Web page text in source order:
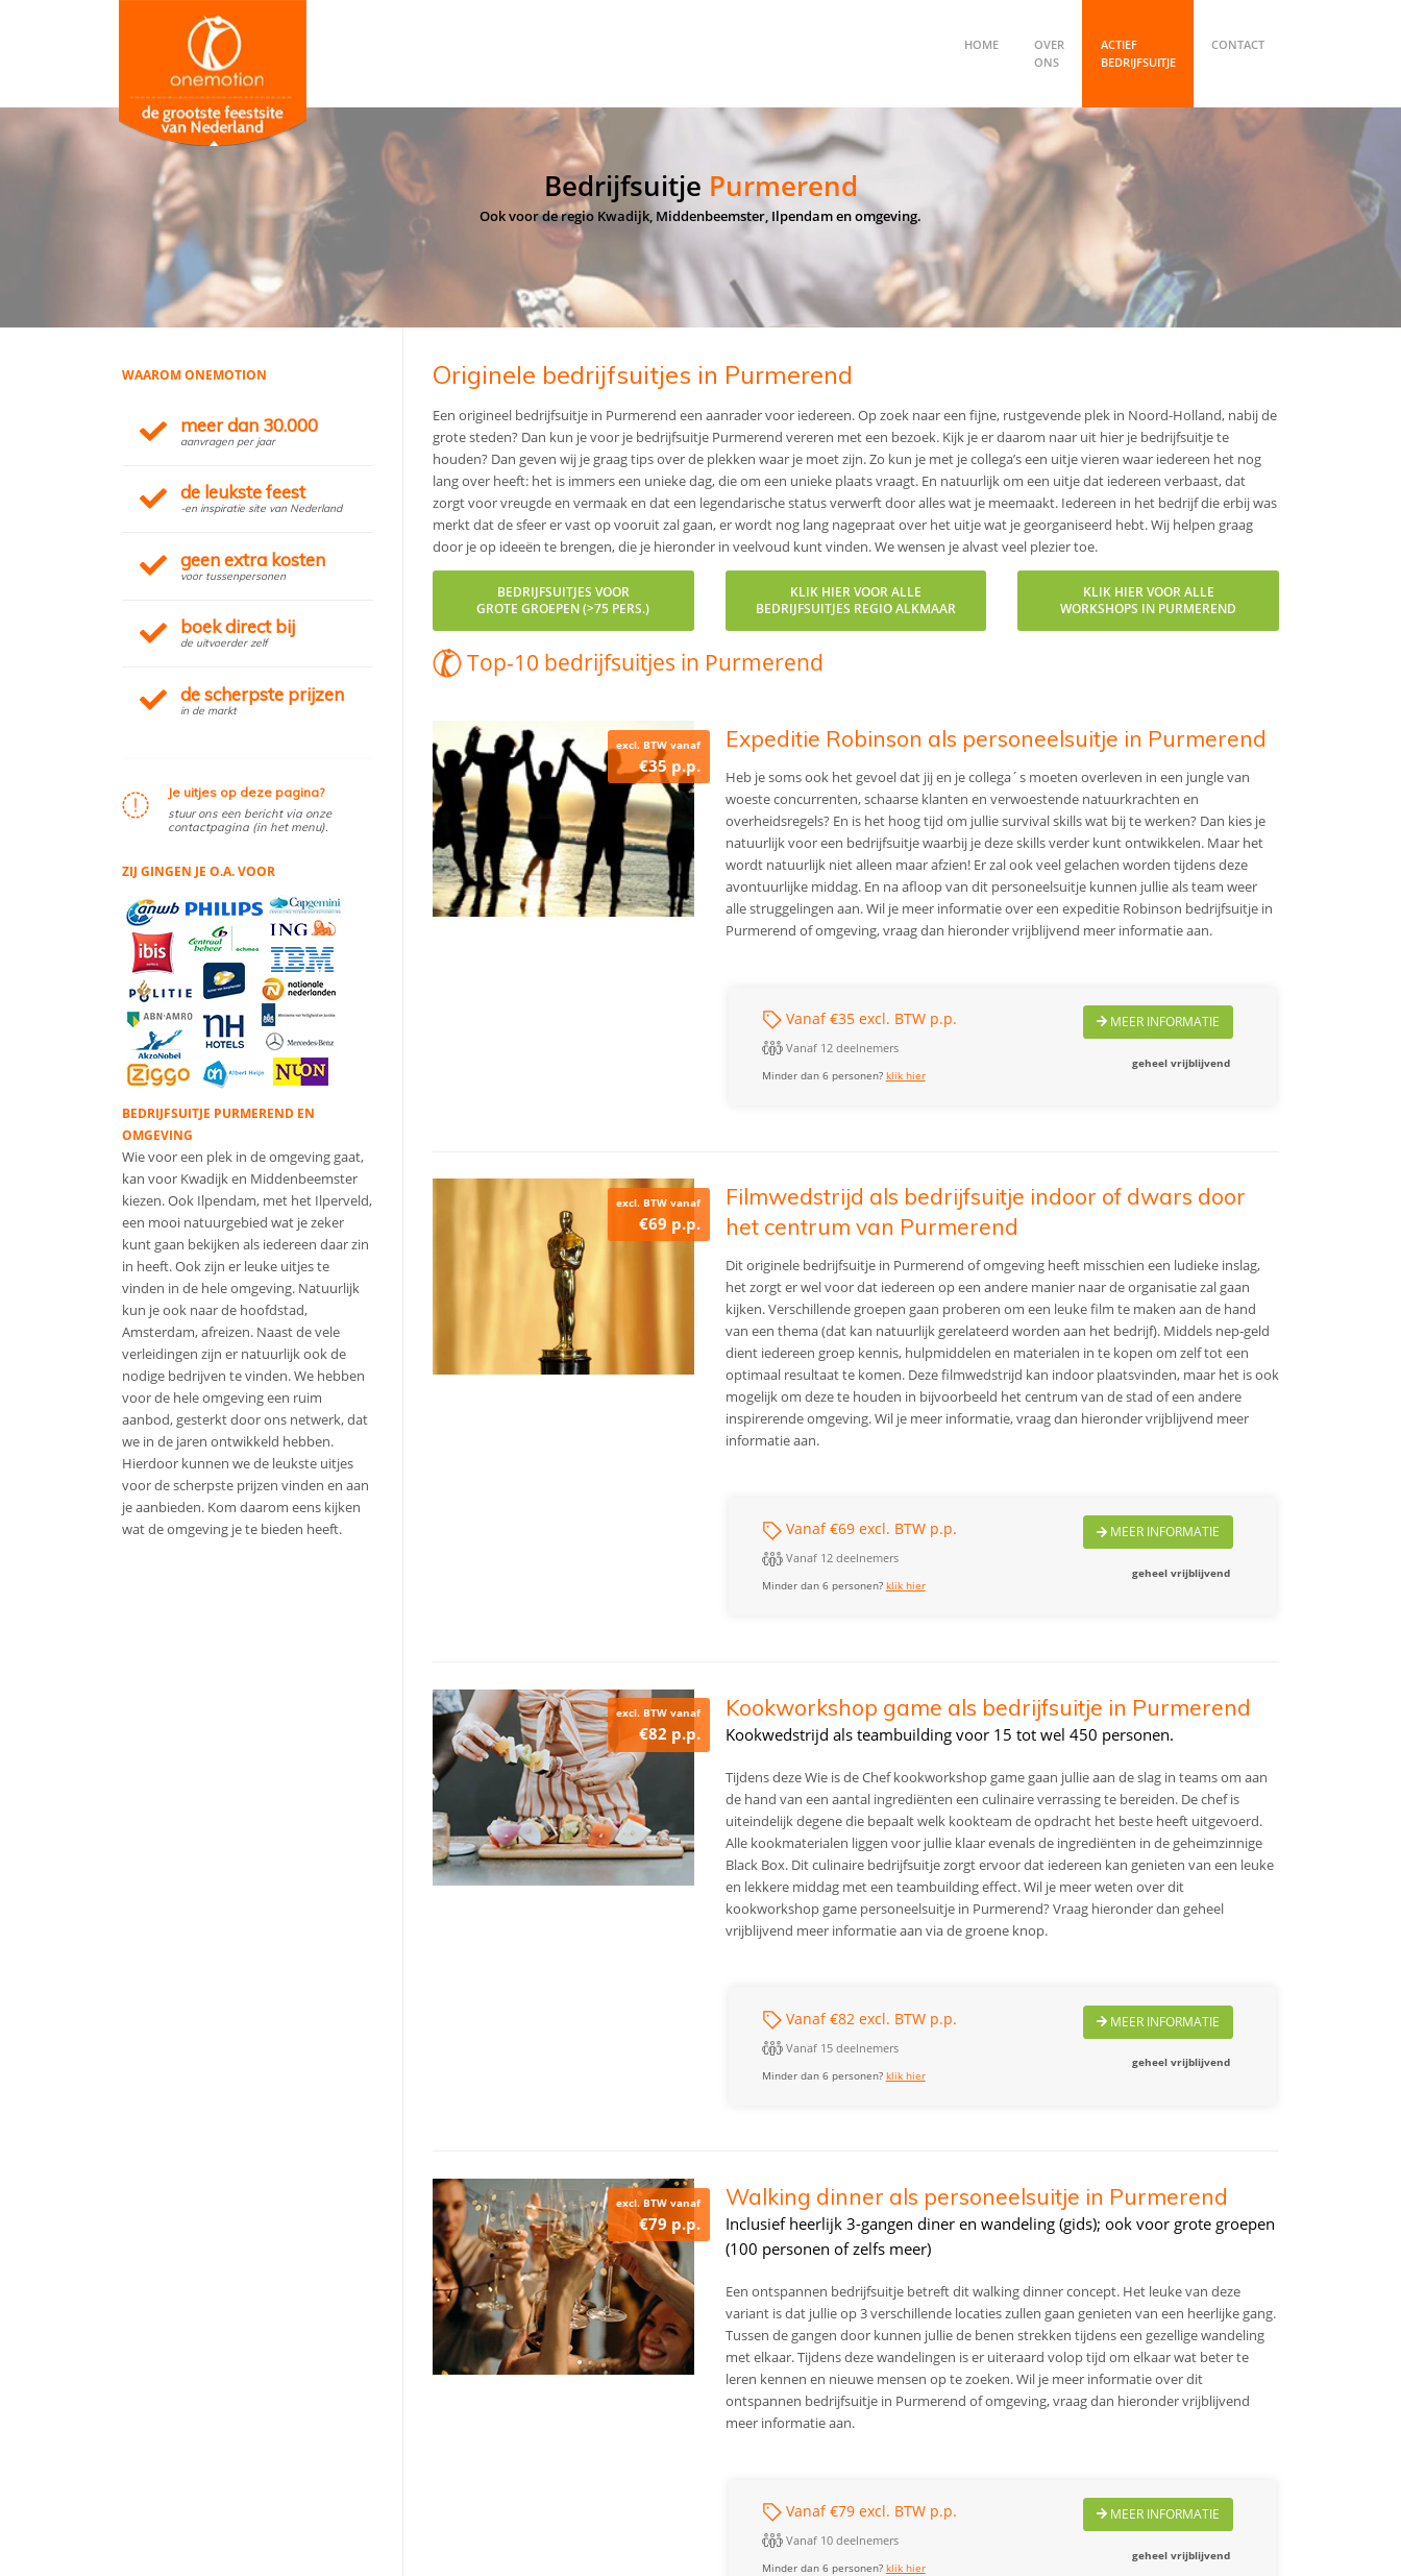
HOME
OVER
ONS
ACTIEF
BEDRIJFSUITJE
CONTACT
Bedrijfsuitje Purmerend
Ook voor de regio Kwadijk, Middenbeemster, Ilpendam en omgeving.
Originele bedrijfsuitjes in Purmerend
Een origineel bedrijfsuitje in Purmerend een aanrader voor iedereen. Op zoek naar een fijne, rustgevende plek in Noord-Holland, nabij de
grote steden? Dan kun je voor je bedrijfsuitje Purmerend vereren met een bezoek. Kijk je er daarom naar uit hier je bedrijfsuitje te
houden? Dan geven wij je graag tips over de plekken waar je moet zijn. Zo kun je met je collega’s een uitje vieren waar iedereen het nog
lang over heeft: het is immers een unieke dag, die om een unieke plaats vraagt. En natuurlijk om een uitje dat iedereen verbaast, dat
zorgt voor vreugde en vermaak en dat een legendarische status verwerft door alles wat je meemaakt. Iedereen in het bedrijf die erbij was
merkt dat de sfeer er vast op vooruit zal gaan, er wordt nog lang nagepraat over het uitje wat je georganiseerd hebt. Wij helpen graag
door je op ideeën te brengen, die je hieronder in veelvoud kunt vinden. We wensen je alvast veel plezier toe.
BEDRIJFSUITJES VOOR
GROTE GROEPEN (>75 PERS.)
KLIK HIER VOOR ALLE
BEDRIJFSUITJES REGIO ALKMAAR
KLIK HIER VOOR ALLE
WORKSHOPS IN PURMEREND
Top-10 bedrijfsuitjes in Purmerend
excl. BTW vanaf
€35 p.p.
Expeditie Robinson als personeelsuitje in Purmerend
Heb je soms ook het gevoel dat jij en je collega´s moeten overleven in een jungle van
woeste concurrenten, schaarse klanten en verwoestende natuurkrachten en
overheidsregels? En is het hoog tijd om jullie survival skills wat bij te werken? Dan kies je
natuurlijk voor een bedrijfsuitje waarbij je deze skills verder kunt ontwikkelen. Maar het
wordt natuurlijk niet alleen maar afzien! Er zal ook veel gelachen worden tijdens deze
avontuurlijke middag. En na afloop van dit personeelsuitje kunnen jullie als team weer
alle struggelingen aan. Wil je meer informatie over een expeditie Robinson bedrijfsuitje in
Purmerend of omgeving, vraag dan hieronder vrijblijvend meer informatie aan.
Vanaf €35 excl. BTW p.p.
Vanaf 12 deelnemers
Minder dan 6 personen? klik hier
MEER INFORMATIE
geheel vrijblijvend
excl. BTW vanaf
€69 p.p.
Filmwedstrijd als bedrijfsuitje indoor of dwars door
het centrum van Purmerend
Dit originele bedrijfsuitje in Purmerend of omgeving heeft misschien een ludieke inslag,
het zorgt er wel voor dat iedereen op een andere manier naar de organisatie zal gaan
kijken. Verschillende groepen gaan proberen om een leuke film te maken aan de hand
van een thema (dat kan natuurlijk gerelateerd worden aan het bedrijf). Middels nep-geld
dient iedereen groep kennis, hulpmiddelen en materialen in te kopen om zelf tot een
optimaal resultaat te komen. Deze filmwedstrijd kan indoor plaatsvinden, maar het is ook
mogelijk om deze te houden in bijvoorbeeld het centrum van de stad of een andere
inspirerende omgeving. Wil je meer informatie, vraag dan hieronder vrijblijvend meer
informatie aan.
Vanaf €69 excl. BTW p.p.
Vanaf 12 deelnemers
Minder dan 6 personen? klik hier
MEER INFORMATIE
geheel vrijblijvend
excl. BTW vanaf
€82 p.p.
Kookworkshop game als bedrijfsuitje in Purmerend
Kookwedstrijd als teambuilding voor 15 tot wel 450 personen.
Tijdens deze Wie is de Chef kookworkshop game gaan jullie aan de slag in teams om aan
de hand van een aantal ingrediënten een culinaire verrassing te bereiden. De chef is
uiteindelijk degene die bepaalt welk kookteam de opdracht het beste heeft uitgevoerd.
Alle kookmaterialen liggen voor jullie klaar evenals de ingrediënten in de geheimzinnige
Black Box. Dit culinaire bedrijfsuitje zorgt ervoor dat iedereen kan genieten van een leuke
en lekkere middag met een teambuilding effect. Wil je meer weten over dit
kookworkshop game personeelsuitje in Purmerend? Vraag hieronder dan geheel
vrijblijvend meer informatie aan via de groene knop.
Vanaf €82 excl. BTW p.p.
Vanaf 15 deelnemers
Minder dan 6 personen? klik hier
MEER INFORMATIE
geheel vrijblijvend
excl. BTW vanaf
€79 p.p.
Walking dinner als personeelsuitje in Purmerend
Inclusief heerlijk 3-gangen diner en wandeling (gids); ook voor grote groepen
(100 personen of zelfs meer)
Een ontspannen bedrijfsuitje betreft dit walking dinner concept. Het leuke van deze
variant is dat jullie op 3 verschillende locaties zullen gaan genieten van een heerlijke gang.
Tussen de gangen door kunnen jullie de benen strekken tijdens een gezellige wandeling
met elkaar. Tijdens deze wandelingen is er uiteraard volop tijd om elkaar wat beter te
leren kennen en nieuwe mensen op te zoeken. Wil je meer informatie over dit
ontspannen bedrijfsuitje in Purmerend of omgeving, vraag dan hieronder vrijblijvend
meer informatie aan.
Vanaf €79 excl. BTW p.p.
Vanaf 10 deelnemers
Minder dan 6 personen? klik hier
MEER INFORMATIE
geheel vrijblijvend
WAAROM ONEMOTION
meer dan 30.000
aanvragen per jaar
de leukste feest
-en inspiratie site van Nederland
geen extra kosten
voor tussenpersonen
boek direct bij
de uitvoerder zelf
de scherpste prijzen
in de markt
Je uitjes op deze pagina?
stuur ons een bericht via onze
contactpagina (in het menu).
ZIJ GINGEN JE O.A. VOOR
BEDRIJFSUITJE PURMEREND EN
OMGEVING
Wie voor een plek in de omgeving gaat,
kan voor Kwadijk en Middenbeemster
kiezen. Ook Ilpendam, met het Ilperveld,
een mooi natuurgebied wat je zeker
kunt gaan bekijken als iedereen daar zin
in heeft. Ook zijn er leuke uitjes te
vinden in de hele omgeving. Natuurlijk
kun je ook naar de hoofdstad,
Amsterdam, afreizen. Naast de vele
verleidingen zijn er natuurlijk ook de
nodige bedrijven te vinden. We hebben
voor de hele omgeving een ruim
aanbod, gesterkt door ons netwerk, dat
we in de jaren ontwikkeld hebben.
Hierdoor kunnen we de leukste uitjes
voor de scherpste prijzen vinden en aan
je aanbieden. Kom daarom eens kijken
wat de omgeving je te bieden heeft.